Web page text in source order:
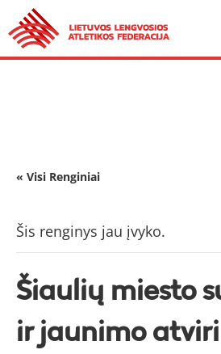
« Visi Renginiai
Šis renginys jau įvyko.
Šiaulių miesto
ir jaunimo atviri